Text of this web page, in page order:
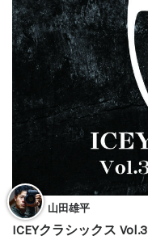
山田雄平
ICEYクラシックス Vol.3